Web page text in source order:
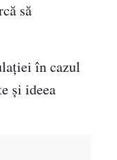
să
în cazul
și ideea